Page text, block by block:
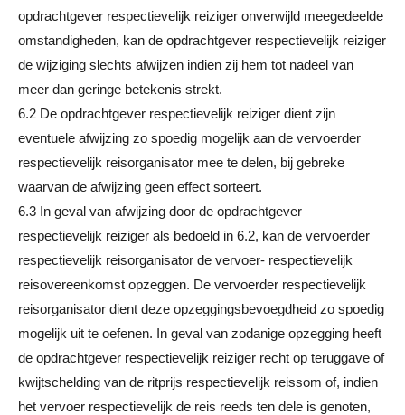
opdrachtgever respectievelijk reiziger onverwijld meegedeelde
omstandigheden, kan de opdrachtgever respectievelijk reiziger
de wijziging slechts afwijzen indien zij hem tot nadeel van
meer dan geringe betekenis strekt.
6.2 De opdrachtgever respectievelijk reiziger dient zijn
eventuele afwijzing zo spoedig mogelijk aan de vervoerder
respectievelijk reisorganisator mee te delen, bij gebreke
waarvan de afwijzing geen effect sorteert.
6.3 In geval van afwijzing door de opdrachtgever
respectievelijk reiziger als bedoeld in 6.2, kan de vervoerder
respectievelijk reisorganisator de vervoer- respectievelijk
reisovereenkomst opzeggen. De vervoerder respectievelijk
reisorganisator dient deze opzeggingsbevoegdheid zo spoedig
mogelijk uit te oefenen. In geval van zodanige opzegging heeft
de opdrachtgever respectievelijk reiziger recht op teruggave of
kwijtschelding van de ritprijs respectievelijk reissom of, indien
het vervoer respectievelijk de reis reeds ten dele is genoten,